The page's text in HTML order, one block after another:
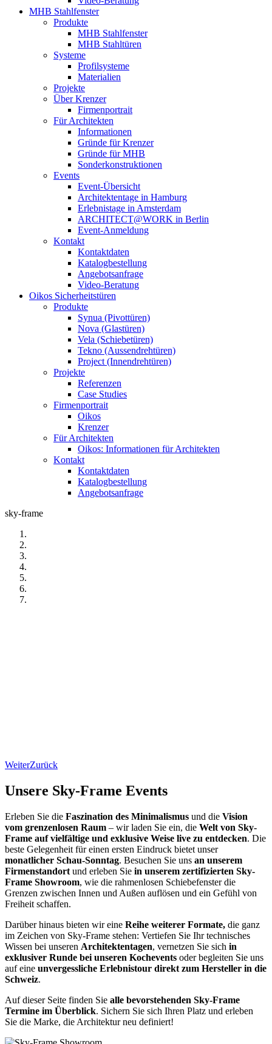
MHB Stahlfenster
Produkte
MHB Stahlfenster
MHB Stahltüren
Systeme
Profilsysteme
Materialien
Projekte
Über Krenzer
Firmenportrait
Für Architekten
Informationen
Gründe für Krenzer
Gründe für MHB
Sonderkonstruktionen
Events
Event-Übersicht
Architektentage in Hamburg
Erlebnistage in Amsterdam
ARCHITECT@WORK in Berlin
Event-Anmeldung
Kontakt
Kontaktdaten
Katalogbestellung
Angebotsanfrage
Video-Beratung
Oikos Sicherheitstüren
Produkte
Synua (Pivottüren)
Nova (Glastüren)
Vela (Schiebetüren)
Tekno (Aussendrehtüren)
Project (Innendrehtüren)
Projekte
Referenzen
Case Studies
Firmenportrait
Oikos
Krenzer
Für Architekten
Oikos: Informationen für Architekten
Kontakt
Kontaktdaten
Katalogbestellung
Angebotsanfrage
sky-frame
WeiterZurück
Unsere Sky-Frame Events
Erleben Sie die Faszination des Minimalismus und die Vision
vom grenzenlosen Raum – wir laden Sie ein, die Welt von Sky-
Frame auf vielfältige und exklusive Weise live zu entdecken. Die
beste Gelegenheit für einen ersten Eindruck bietet unser
monatlicher Schau-Sonntag. Besuchen Sie uns an unserem
Firmenstandort und erleben Sie in unserem zertifizierten Sky-
Frame Showroom, wie die rahmenlosen Schiebefenster die
Grenzen zwischen Innen und Außen auflösen und ein Gefühl von
Freiheit schaffen.
Darüber hinaus bieten wir eine Reihe weiterer Formate, die ganz
im Zeichen von Sky-Frame stehen: Vertiefen Sie Ihr technisches
Wissen bei unseren Architektentagen, vernetzen Sie sich in
exklusiver Runde bei unseren Kochevents oder begleiten Sie uns
auf eine unvergessliche Erlebnistour direkt zum Hersteller in die
Schweiz.
Auf dieser Seite finden Sie alle bevorstehenden Sky-Frame
Termine im Überblick. Sichern Sie sich Ihren Platz und erleben
Sie die Marke, die Architektur neu definiert!